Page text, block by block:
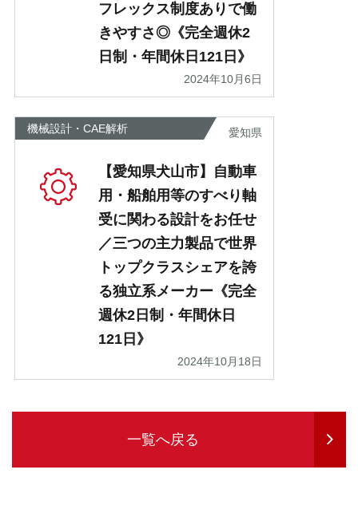
フレックス制度ありで働
きやすさ◎《完全週休2
日制・年間休日121日》
2024年10月6日
機械設計・CAE解析 愛知県
【愛知県犬山市】自動車
用・船舶用等のすべり軸
受に関わる設計をお任せ
／三つの主力製品で世界
トップクラスシェアを誇
る独立系メーカー《完全
週休2日制・年間休日
121日》
2024年10月18日
一覧へ戻る